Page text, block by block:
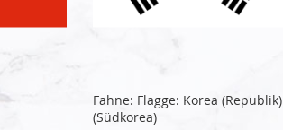
Fahne: Flagge: Korea (Republik)
(Südkorea)